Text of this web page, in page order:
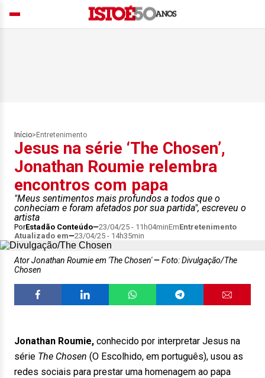
Início> Entretenimento
Jesus na série ‘The Chosen’,
Jonathan Roumie relembra
encontros com papa
"Meus sentimentos mais profundos a todos que o
conheciam e foram afetados por sua partida", escreveu o
artista
PorEstadão Conteúdo 23/04/25 - 11h04minEmEntretenimento
Atualizado em
23/04/25 - 14h35min
Ator Jonathan Roumie em 'The Chosen'
Foto: Divulgação/The
Chosen
Jonathan Roumie, conhecido por interpretar Jesus na
série The Chosen (O Escolhido, em português), usou as
redes sociais para prestar uma homenagem ao papa